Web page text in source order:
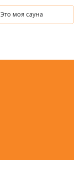
Это моя сауна